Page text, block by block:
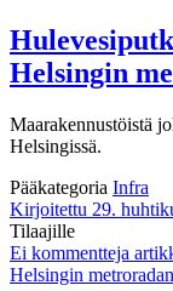
Helsingin
Maarakennustöistä
Helsingissä.
Pääkategoria Infra
Kirjoitettu 29.
Tilaajille
Ei kommentteja
Helsingin